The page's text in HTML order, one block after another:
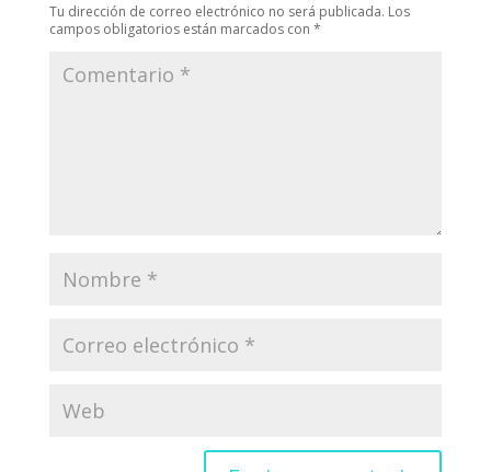
Tu dirección de correo electrónico no será publicada. Los
campos obligatorios están marcados con *